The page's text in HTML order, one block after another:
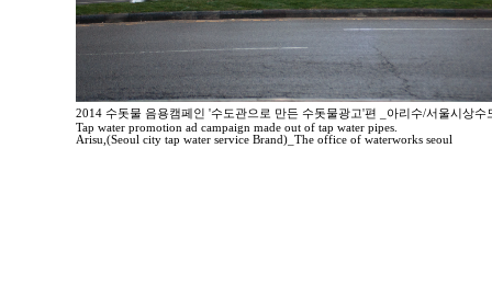
2014 수돗물 음용캠페인 '수도관으로 만든 수돗물광고'편 _아리수/서울시상수
Tap water promotion ad campaign made out of tap water pipes.
Arisu,(Seoul city tap water service Brand)_The office of waterworks seoul